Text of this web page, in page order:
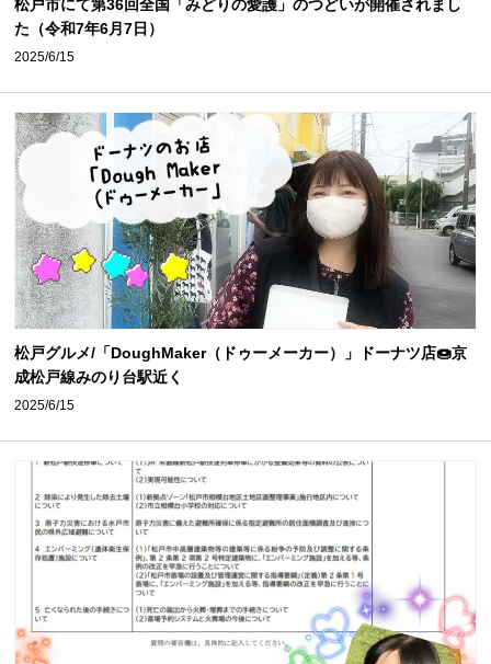
松戸市にて第36回全国「みどりの愛護」のつどいが開催されまし
た（令和7年6月7日）
2025/6/15
松戸グルメ/「DoughMaker（ドゥーメーカー）」ドーナツ店🍩京
成松戸線みのり台駅近く
2025/6/15